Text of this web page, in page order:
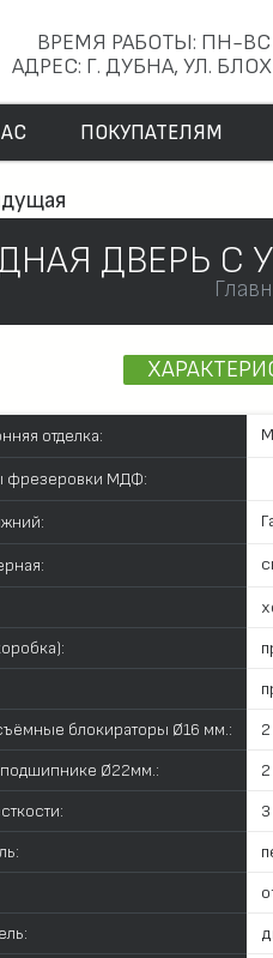
ВРЕМЯ РАБОТЫ: ПН-ВС
АДРЕС: Г. ДУБНА, УЛ.
ПОКУПАТЕЛЯМ
ДВЕРЬ С
отделка:
фрезеровки МДФ:
блокираторы Ø16 мм.:
подшипнике Ø22мм.: